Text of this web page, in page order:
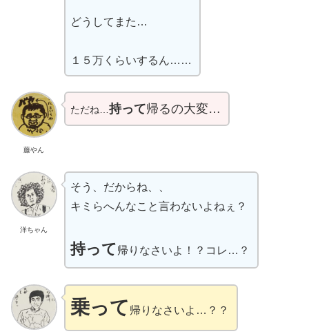
どうしてまた…
１５万くらいするん……
藤やん
ただね…持って帰るの大変…
洋ちゃん
そう、だからね、、
キミらへんなこと言わないよねぇ？
持って帰りなさいよ！？コレ…？
乗って 帰りなさいよ…？？